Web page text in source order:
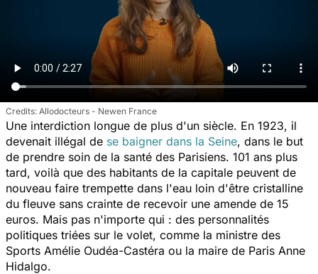
Allodocteurs - Newen France
Une interdiction longue de plus d'un siècle. En 1923, il
devenait illégal de se baigner dans la Seine, dans le but
de prendre soin de la santé des Parisiens. 101 ans plus
tard, voilà que des habitants de la capitale peuvent de
nouveau faire trempette dans l'eau loin d'être cristalline
du fleuve sans crainte de recevoir une amende de 15
euros. Mais pas n'importe qui : des personnalités
politiques triées sur le volet, comme la ministre des
Sports Amélie Oudéa-Castéra ou la maire de Paris Anne
Hidalgo.